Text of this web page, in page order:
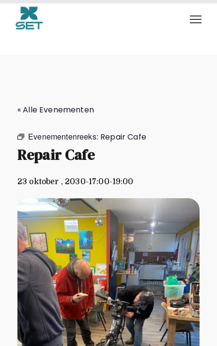
Repair Cafe
« Alle Evenementen
Evenementenreeks: Repair Cafe
Repair Cafe
23 oktober , 2030-17:00-19:00